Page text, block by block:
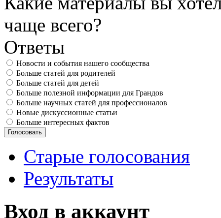
чаще всего?
Ответы
Новости и события нашего сообщества
Больше статей для родителей
Больше статей для детей
Больше полезной информации для Грандов
Больше научных статей для профессионалов
Новые дискуссионные статьи
Больше интересных фактов
Старые голосования
Результаты
Вход в аккаунт